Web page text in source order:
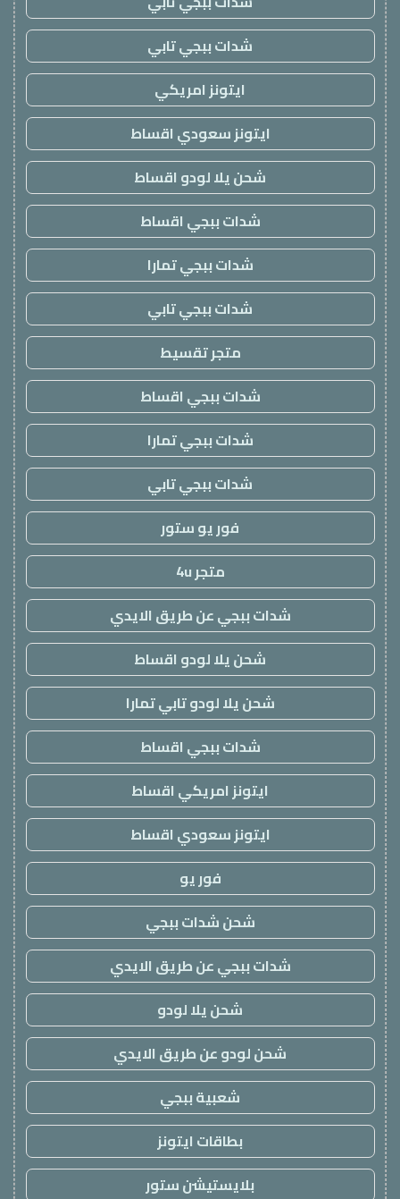
شدات ببجي تابي
ايتونز امريكي
ايتونز سعودي اقساط
شحن يلا لودو اقساط
شدات ببجي اقساط
شدات ببجي تمارا
شدات ببجي تابي
متجر تقسيط
شدات ببجي اقساط
شدات ببجي تمارا
شدات ببجي تابي
فور يو ستور
متجر 4u
شدات ببجي عن طريق الايدي
شحن يلا لودو اقساط
شحن يلا لودو تابي تمارا
شدات ببجي اقساط
ايتونز امريكي اقساط
ايتونز سعودي اقساط
فور يو
شحن شدات ببجي
شدات ببجي عن طريق الايدي
شحن يلا لودو
شحن لودو عن طريق الايدي
شعبية ببجي
بطاقات ايتونز
بلايستيشن ستور